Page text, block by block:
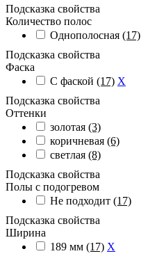
Подсказка свойства
Количество полос
Однополосная (17)
Подсказка свойства
Фаска
С фаской (17) X
Подсказка свойства
Оттенки
золотая (3)
коричневая (6)
светлая (8)
Подсказка свойства
Полы с подогревом
Не подходит (17)
Подсказка свойства
Ширина
189 мм (17) X